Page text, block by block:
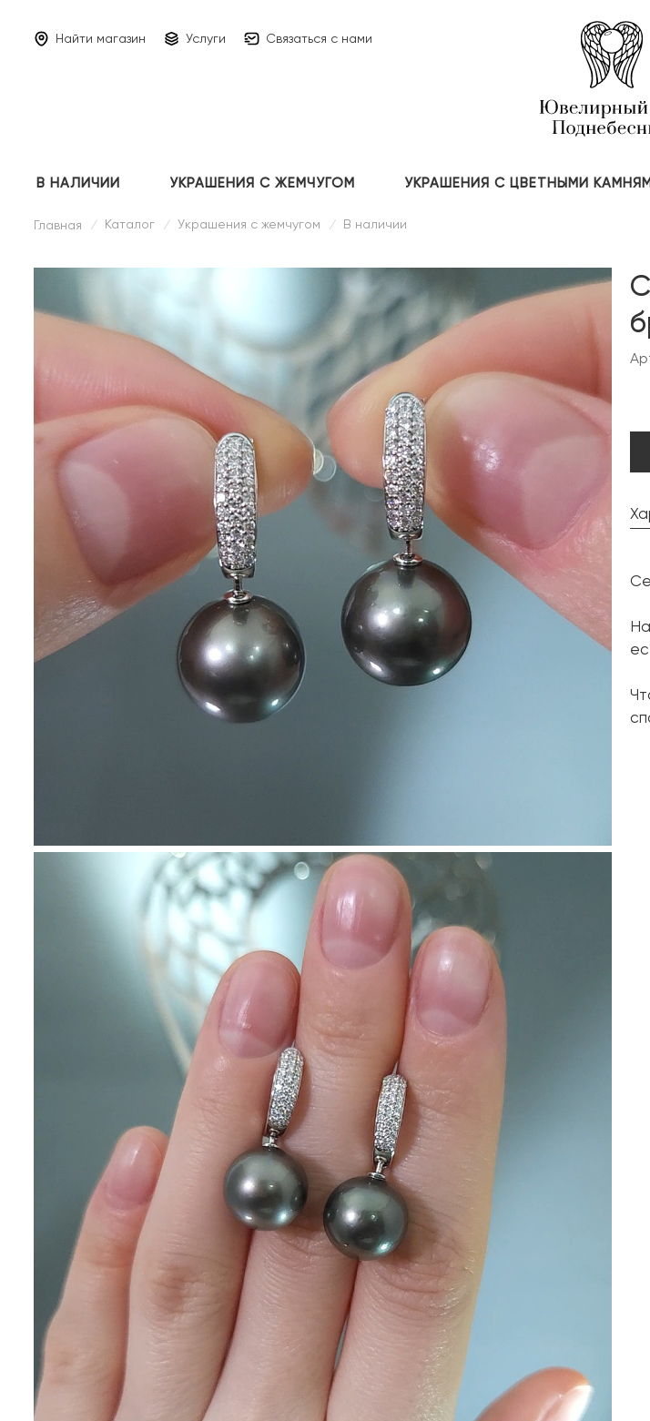
Найти магазин Услуги Связаться с нами
В НАЛИЧИИ УКРАШЕНИЯ С ЖЕМЧУГОМ УКРАШЕНИЯ С ЦВЕТНЫМИ
Главная / Каталог / Украшения с жемчугом / В наличии